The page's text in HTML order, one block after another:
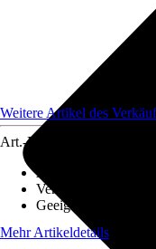
Weitere Artikel des
Art.-Nr.
Ausführung
Ventilausstattung
Geeignet für
Mehr Artikeldetails